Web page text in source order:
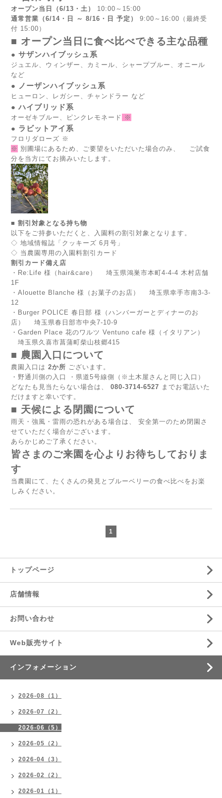
オープン当日（6/13・土）
10:00～15:00
通常営業（6/14・日 ～ 8/16・日 予定）
9:00～16:00（最終受
付 15:00）
■ オープン当日に食べ比べできる主な品種
● サザンハイブッシュ系
ジュエル、ウィンザー、カミール、シャープブルー、オニール
など
● ノーザンハイブッシュ系
ヒューロン、レガシー、チャンドラー など
● ハイブリッド系
オーゼキブルー、ピンクレモネード ※
● ラビットアイ系
フロリダローズ ※
※ 別圃場にあるため、ご要望をいただいた場合のみ、 　ご試食
分を当方にてお摘みいたします。
■ 割引対象となる持ち物
以下をご持参いただくと、入園料の割引対象となります。
◇ 地域情報誌「クッキーズ 6月号」
◇ 当農園専用の入園料割引カード
割引カード備え店
・Re:Life 様（hair&care） 　埼玉県鴻巣市本町4-4-4 木村店舗
1F
・Alouette Blanche 様（お菓子のお店） 　埼玉県幸手市南3-3-
12
・Burger POLICE 春日部 様（ハンバーガーとディナーのお
店） 　埼玉県春日部市中央7-10-9
・Garden Place 花のワルツ Ventuno cafe 様（イタリアン）
埼玉県久喜市菖蒲町柴山枝郷415
■ 農園入口について
農園入口は 2か所 ございます。
・野通川側の入口 ・県道5号線側（※土木屋さんと同じ入口）
どなたも見当たらない場合は、 080-3714-6527 までお電話いた
だけますと幸いです。
■ 天候による閉園について
雨天・強風・雷雨の恐れがある場合は、 安全第一のため閉園さ
せていただく場合がございます。
あらかじめご了承ください。
皆さまのご来園を心よりお待ちしておりま
す
当農園にて、たくさんの発見とブルーベリーの食べ比べをお楽
しみください。
1
トップページ
店舗情報
お問い合わせ
Web販売サイト
インフォメーション
2026-08（1）
2026-07（2）
2026-06（5）
2026-05（2）
2026-04（3）
2026-02（2）
2026-01（1）